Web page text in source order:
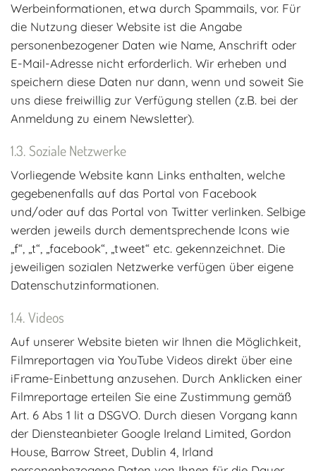
Werbeinformationen, etwa durch Spammails, vor. Für
die Nutzung dieser Website ist die Angabe
personenbezogener Daten wie Name, Anschrift oder
E-Mail-Adresse nicht erforderlich. Wir erheben und
speichern diese Daten nur dann, wenn und soweit Sie
uns diese freiwillig zur Verfügung stellen (z.B. bei der
Anmeldung zu einem Newsletter).
Soziale Netzwerke
Vorliegende Website kann Links enthalten, welche
gegebenenfalls auf das Portal von Facebook
und/oder auf das Portal von Twitter verlinken. Selbige
werden jeweils durch dementsprechende Icons wie
„f“, „t“, „facebook“, „tweet“ etc. gekennzeichnet. Die
jeweiligen sozialen Netzwerke verfügen über eigene
Datenschutzinformationen.
Videos
Auf unserer Website bieten wir Ihnen die Möglichkeit,
Filmreportagen via YouTube Videos direkt über eine
iFrame-Einbettung anzusehen. Durch Anklicken einer
Filmreportage erteilen Sie eine Zustimmung gemäß
Art. 6 Abs 1 lit a DSGVO. Durch diesen Vorgang kann
der Diensteanbieter Google Ireland Limited, Gordon
House, Barrow Street, Dublin 4, Irland